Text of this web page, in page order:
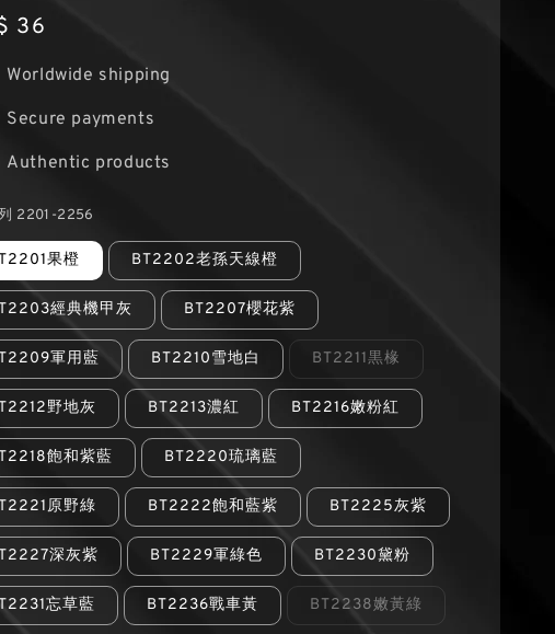
36
Worldwide shipping
Secure payments
Authentic products
2201-2256
果橙 BT2202老孫天線橙
經典機甲灰 BT2207櫻花紫
軍用藍 BT2210雪地白 BT2211黒椽
野地灰 BT2213濃紅 BT2216嫩粉紅
飽和紫藍 BT2220琉璃藍
原野綠 BT2222飽和藍紫 BT2225灰紫
深灰紫 BT2229軍綠色 BT2230黛粉
忘草藍 BT2236戰車黃 BT2238嫩黃綠